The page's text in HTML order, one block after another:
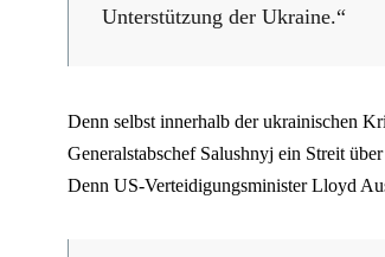
Unterstützung der Ukraine.“
Denn selbst innerhalb der ukrainischen
Generalstabschef Salushnyj ein Streit
Denn US-Verteidigungsminister Lloyd